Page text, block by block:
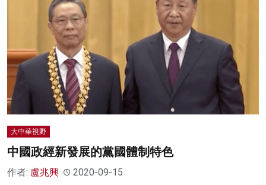
大中華視野
中國政經新發展的黨國體制特色
作者: 盧兆興 2020-09-15